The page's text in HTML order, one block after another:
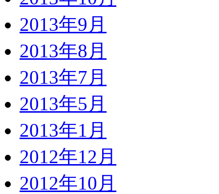
2013年9月
2013年8月
2013年7月
2013年5月
2013年1月
2012年12月
2012年10月